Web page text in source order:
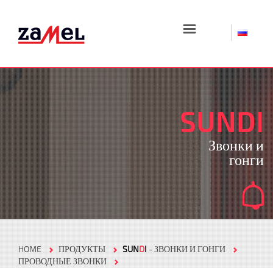
☰
SUNDI
Звонки и
гонги
HOME ПРОДУКТЫ SUNDI - ЗВОНКИ И ГОНГИ
ПРОВОДНЫЕ ЗВОНКИ